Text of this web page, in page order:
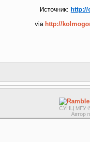
Источник: http://
via http://
СУНЦ МГУ ©
Автор